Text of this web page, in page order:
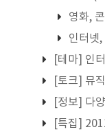
영화,
인터넷,
[테마] 인
[토크] 뮤
[정보] 다
[특집]